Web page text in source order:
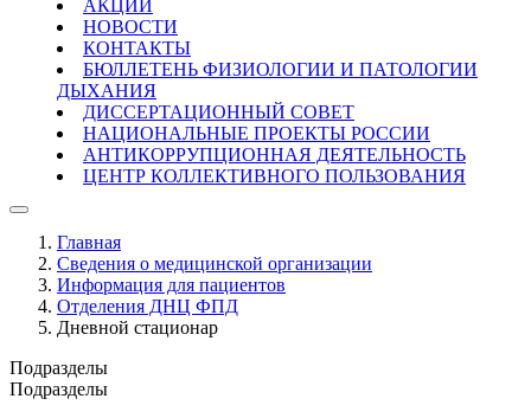
АКЦИИ
НОВОСТИ
КОНТАКТЫ
БЮЛЛЕТЕНЬ ФИЗИОЛОГИИ И ПАТОЛОГИИ
ДЫХАНИЯ
ДИССЕРТАЦИОННЫЙ СОВЕТ
НАЦИОНАЛЬНЫЕ ПРОЕКТЫ РОССИИ
АНТИКОРРУПЦИОННАЯ ДЕЯТЕЛЬНОСТЬ
ЦЕНТР КОЛЛЕКТИВНОГО ПОЛЬЗОВАНИЯ
Главная
Сведения о медицинской организации
Информация для пациентов
Отделения ДНЦ ФПД
Дневной стационар
Подразделы
Подразделы